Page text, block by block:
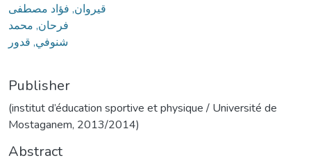
قيروان, فؤاد مصطفى
فرحان, محمد
شنوفي, قدور
Publisher
(institut d’éducation sportive et physique / Université de
Mostaganem, 2013/2014)
Abstract